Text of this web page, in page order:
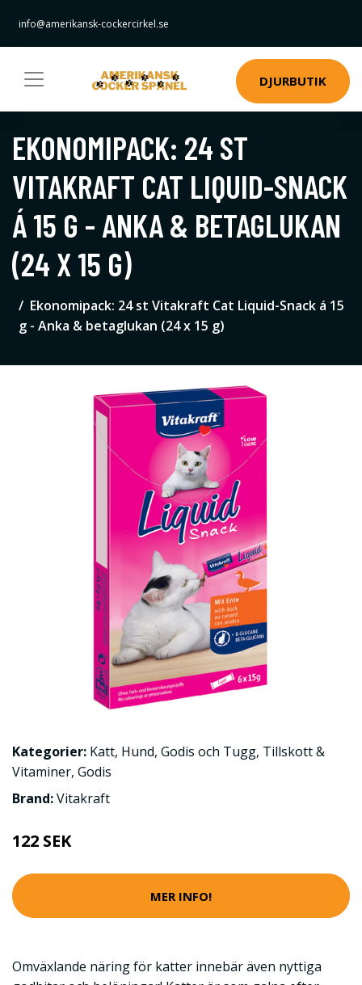
info@amerikansk-cockercirkel.se
DJURBUTIK
EKONOMIPACK: 24 ST
VITAKRAFT CAT LIQUID-SNACK
Á 15 G - ANKA & BETAGLUKAN
(24 X 15 G)
Ekonomipack: 24 st Vitakraft Cat Liquid-Snack á 15
g - Anka & betaglukan (24 x 15 g)
Kategorier: Katt, Hund, Godis och Tugg, Tillskott &
Vitaminer, Godis
Brand:Vitakraft
122 SEK
MER INFO!
Omväxlande näring för katter innebär även nyttiga